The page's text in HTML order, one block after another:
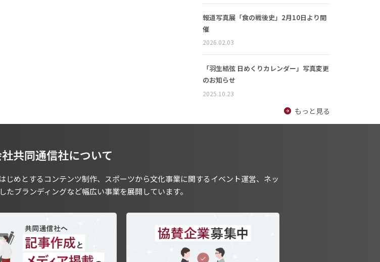
報道写真展「食の戦後史」2月10日より開
催
2026.02.03
「羽生結弦 日めくりカレンダー」写真変更
のお知らせ
2025.10.23
もっと見る
共同通信社について
めとするコンテンツ制作、スポーツから文化事業に関するイベント運営、ネッ
たブランディングなど幅広い事業を展開しています。